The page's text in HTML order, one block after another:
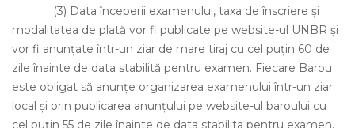
(3) Data începerii examenului, taxa de înscriere şi
modalitatea de plată vor fi publicate pe website-ul UNBR şi
vor fi anunţate într-un ziar de mare tiraj cu cel puţin 60 de
zile înainte de data stabilită pentru examen. Fiecare Barou
este obligat să anunţe organizarea examenului într-un ziar
local şi prin publicarea anunţului pe website-ul baroului cu
cel puţin 55 de zile înainte de data stabilita pentru examen.